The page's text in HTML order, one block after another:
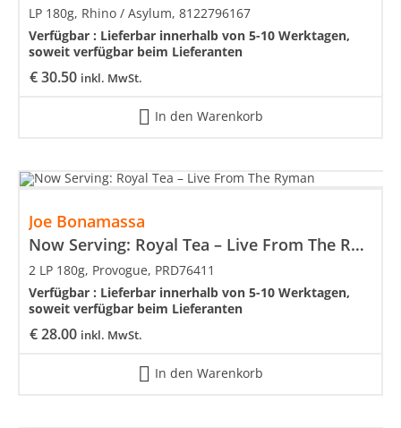
€30.50 inkl. MwSt.
LP 180g, Rhino / Asylum, 8122796167
Verfügbar : Lieferbar innerhalb von 5-10 Werktagen,
soweit verfügbar beim Lieferanten
In den Warenkorb
Joe Bonamassa
Now Serving: Royal Tea – Live From The Ryman
€28.00 inkl. MwSt.
2 LP 180g, Provogue, PRD76411
Verfügbar : Lieferbar innerhalb von 5-10 Werktagen,
soweit verfügbar beim Lieferanten
In den Warenkorb